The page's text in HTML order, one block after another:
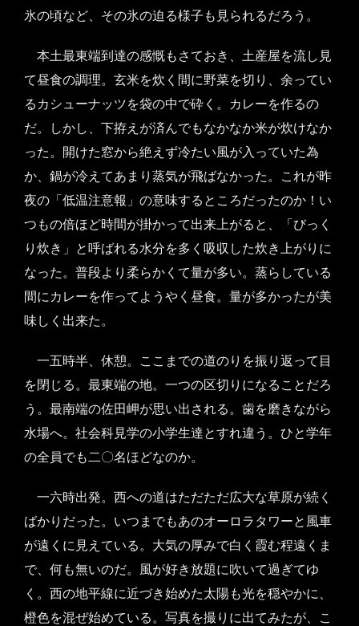
氷の頃など、その氷の迫る様子も見られるだろう。
本土最東端到達の感慨もさておき、土産屋を流し見
て昼食の調理。玄米を炊く間に野菜を切り、余ってい
るカシューナッツを袋の中で砕く。カレーを作るの
だ。しかし、下拵えが済んでもなかなか米が炊けなか
った。開けた窓から絶えず冷たい風が入っていた為
か、鍋が冷えてあまり蒸気が飛ばなかった。これが昨
夜の「低温注意報」の意味するところだったのか！い
つもの倍ほど時間が掛かって出来上がると、「びっく
り炊き」と呼ばれる水分を多く吸収した炊き上がりに
なった。普段より柔らかくて量が多い。蒸らしている
間にカレーを作ってようやく昼食。量が多かったが美
味しく出来た。
一五時半、休憩。ここまでの道のりを振り返って目
を閉じる。最東端の地。一つの区切りになることだろ
う。最南端の佐田岬が思い出される。歯を磨きながら
水場へ。社会科見学の小学生達とすれ違う。ひと学年
の全員でも二〇名ほどなのか。
一六時出発。西への道はただただ広大な草原が続く
ばかりだった。いつまでもあのオーロラタワーと風車
が遠くに見えている。大気の厚みで白く霞む程遠くま
で、何も無いのだ。風が好き放題に吹いて過ぎてゆ
く。西の地平線に近づき始めた太陽も光を穏やかに、
橙色を混ぜ始めている。写真を撮りに出てみたが、こ